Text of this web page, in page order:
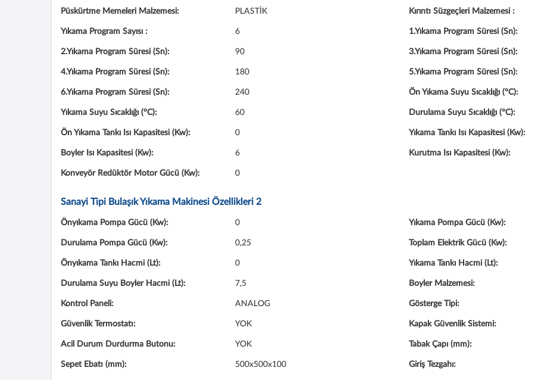
Püskürtme Memeleri Malzemesi: PLASTİK Kırıntı Süzgeçleri Malzemesi :
Yıkama Program Sayısı : 6 1.Yıkama Program Süresi (Sn):
2.Yıkama Program Süresi (Sn): 90 3.Yıkama Program Süresi (Sn):
4.Yıkama Program Süresi (Sn): 180 5.Yıkama Program Süresi (Sn):
6.Yıkama Program Süresi (Sn): 240 Ön Yıkama Suyu Sıcaklığı (°C):
Yıkama Suyu Sıcaklığı (°C): 60 Durulama Suyu Sıcaklığı (°C):
Ön Yıkama Tankı Isı Kapasitesi (Kw): 0 Yıkama Tankı Isı Kapasitesi (Kw):
Boyler Isı Kapasitesi (Kw): 6 Kurutma Isı Kapasitesi (Kw):
Konveyör Redüktör Motor Gücü (Kw): 0
Sanayi Tipi Bulaşık Yıkama Makinesi Özellikleri 2
Önyıkama Pompa Gücü (Kw): 0 Yıkama Pompa Gücü (Kw):
Durulama Pompa Gücü (Kw): 0,25 Toplam Elektrik Gücü (Kw):
Önyıkama Tankı Hacmi (Lt): 0 Yıkama Tankı Hacmi (Lt):
Durulama Suyu Boyler Hacmi (Lt): 7,5 Boyler Malzemesi:
Kontrol Paneli: ANALOG Gösterge Tipi:
Güvenlik Termostatı: YOK Kapak Güvenlik Sistemi:
Acil Durum Durdurma Butonu: YOK Tabak Çapı (mm):
Sepet Ebatı (mm): 500x500x100 Giriş Tezgahı: